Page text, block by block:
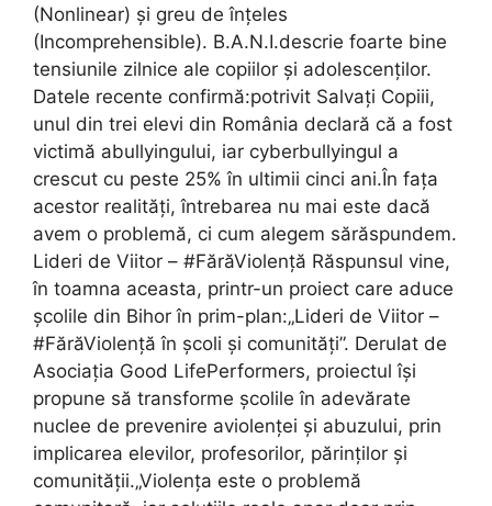
(Nonlinear) și greu de înțeles
(Incomprehensible). B.A.N.I.descrie foarte bine
tensiunile zilnice ale copiilor și adolescenților.
Datele recente confirmă:potrivit Salvați Copiii,
unul din trei elevi din România declară că a fost
victimă abullyingului, iar cyberbullyingul a
crescut cu peste 25% în ultimii cinci ani.În fața
acestor realități, întrebarea nu mai este dacă
avem o problemă, ci cum alegem sărăspundem.
Lideri de Viitor – #FărăViolență Răspunsul vine,
în toamna aceasta, printr-un proiect care aduce
școlile din Bihor în prim-plan:„Lideri de Viitor –
#FărăViolență în școli și comunități”. Derulat de
Asociația Good LifePerformers, proiectul își
propune să transforme școlile în adevărate
nuclee de prevenire aviolenței și abuzului, prin
implicarea elevilor, profesorilor, părinților și
comunității.„Violența este o problemă